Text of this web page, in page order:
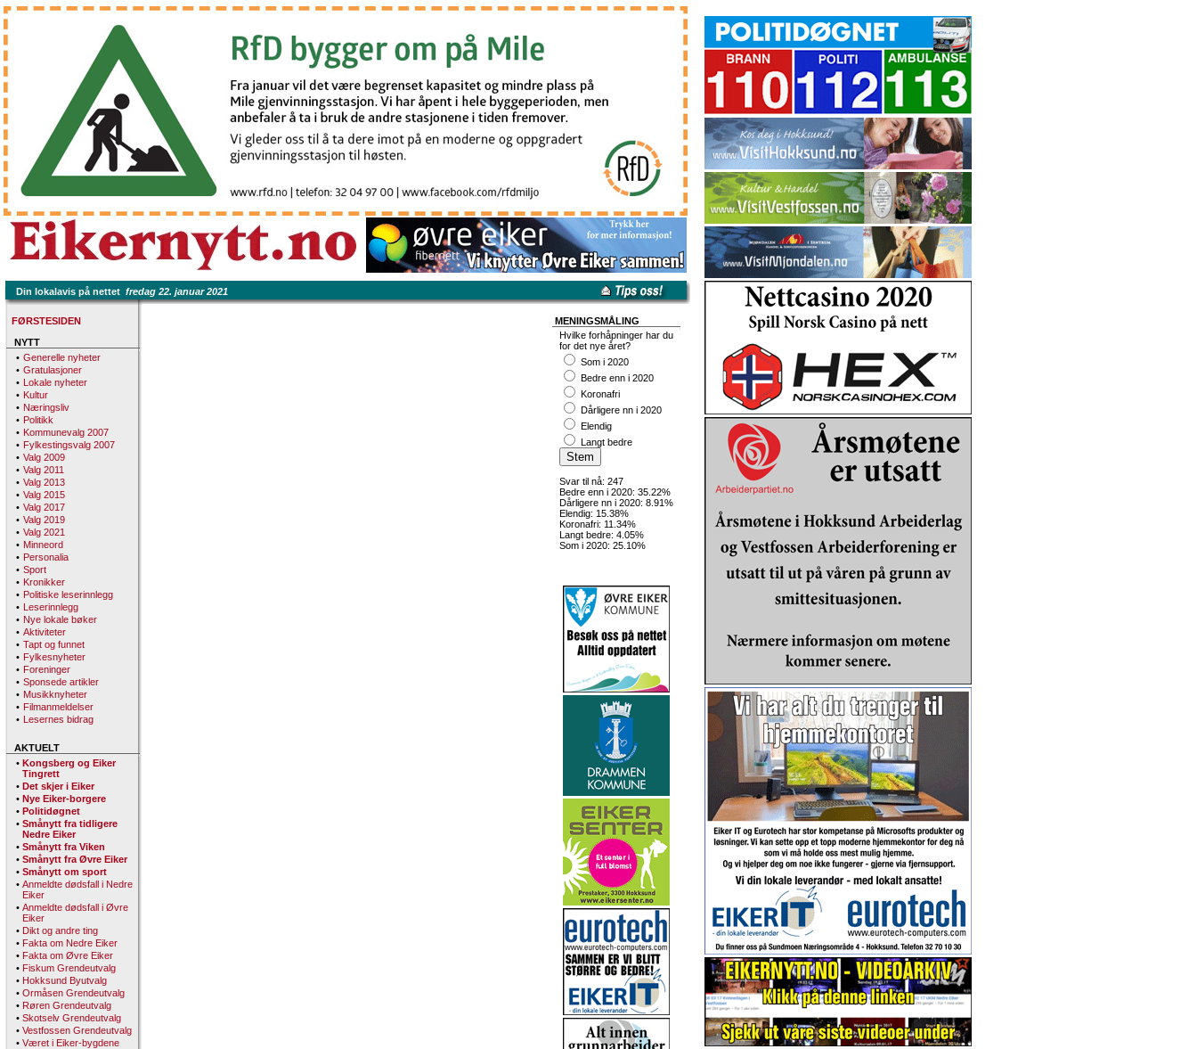
Din lokalavis på nettet fredag 22. januar 2021
FØRSTESIDEN
NYTT
• Generelle nyheter
• Gratulasjoner
• Lokale nyheter
• Kultur
• Næringsliv
• Politikk
• Kommunevalg 2007
• Fylkestingsvalg 2007
• Valg 2009
• Valg 2011
• Valg 2013
• Valg 2015
• Valg 2017
• Valg 2019
• Valg 2021
• Minneord
• Personalia
• Sport
• Kronikker
• Politiske leserinnlegg
• Leserinnlegg
• Nye lokale bøker
• Aktiviteter
• Tapt og funnet
• Fylkesnyheter
• Foreninger
• Sponsede artikler
• Musikknyheter
• Filmanmeldelser
• Lesernes bidrag
AKTUELT
• Kongsberg og Eiker
Tingrett
• Det skjer i Eiker
• Nye Eiker-borgere
• Politidøgnet
• Smånytt fra tidligere
Nedre Eiker
• Smånytt fra Viken
• Smånytt fra Øvre Eiker
• Smånytt om sport
• Anmeldte dødsfall i Nedre
Eiker
• Anmeldte dødsfall i Øvre
Eiker
• Dikt og andre ting
• Fakta om Nedre Eiker
• Fakta om Øvre Eiker
• Fiskum Grendeutvalg
• Hokksund Byutvalg
• Ormåsen Grendeutvalg
• Røren Grendeutvalg
• Skotselv Grendeutvalg
• Vestfossen Grendeutvalg
• Været i Eiker-bygdene
MENINGSMÅLING
Hvilke forhåpninger har du
for det nye året?
Som i 2020
Bedre enn i 2020
Koronafri
Dårligere nn i 2020
Elendig
Langt bedre
Svar til nå: 247
Bedre enn i 2020: 35.22%
Dårligere nn i 2020: 8.91%
Elendig: 15.38%
Koronafri: 11.34%
Langt bedre: 4.05%
Som i 2020: 25.10%